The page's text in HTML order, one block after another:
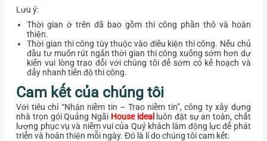
Lưu ý:
Thời gian ở trên đã bao gồm thi công phần thô và hoàn
thiện.
Thời gian thi công tùy thuộc vào điều kiện thi công. Nếu chủ
đầu tư muốn rút ngắn thời gian thi công xuống sớm hơn dự
kiến vui lòng trao đổi với chúng tôi để sớm có kế hoạch và
đẩy nhanh tiến độ thi công.
Cam kết của chúng tôi
Với tiêu chí “Nhận niềm tin – Trao niềm tin”, công ty xây dựng
nhà trọn gói Quảng Ngãi House ideal luôn đặt sự an toàn, chất
lượng phục vụ và niềm vui của Quý khách làm động lực để phát
triển và hoàn thiện mỗi ngày. Đó là lí do chúng tôi cam kết: